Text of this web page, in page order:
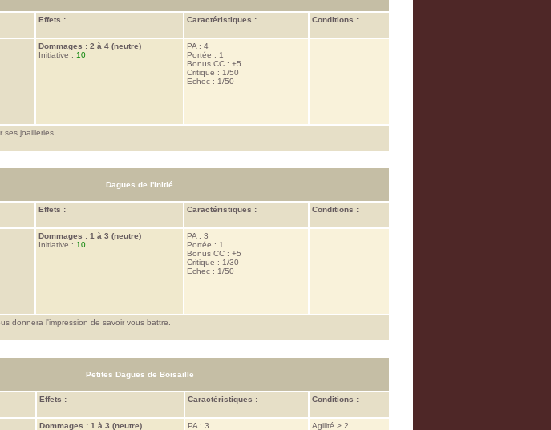
Effets : Caractéristiques : Conditions :
Dommages : 2 à 4 (neutre)
Initiative : 10
PA : 4
Portée : 1
Bonus CC : +5
Critique : 1/50
Echec : 1/50
ses joailleries.
Dagues de l'initié
Effets : Caractéristiques : Conditions :
Dommages : 1 à 3 (neutre)
Initiative : 10
PA : 3
Portée : 1
Bonus CC : +5
Critique : 1/30
Echec : 1/50
donnera l'impression de savoir vous battre.
Petites Dagues de Boisaille
Effets : Caractéristiques : Conditions :
Dommages : 1 à 3 (neutre) PA : 3 Agilité > 2